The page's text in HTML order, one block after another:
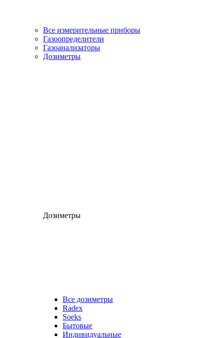
Все измерительные приборы
Газоопределители
Газоанализаторы
Дозиметры
Дозиметры
Все дозиметры
Radex
Soeks
Бытовые
Индивидуальные